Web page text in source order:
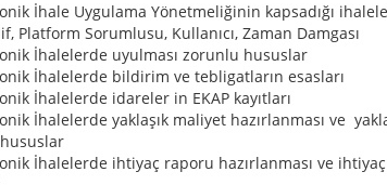
İhale Uygulama Yönetmeliğinin kapsadığı
Platform Sorumlusu, Kullanıcı, Zaman Damgası
İhalelerde uyulması zorunlu hususlar
İhalelerde bildirim ve tebligatların esasları
İhalelerde idareler in EKAP kayıtları
İhalelerde yaklaşık maliyet hazırlanması ve
İhalelerde ihtiyaç raporu hazırlanması ve